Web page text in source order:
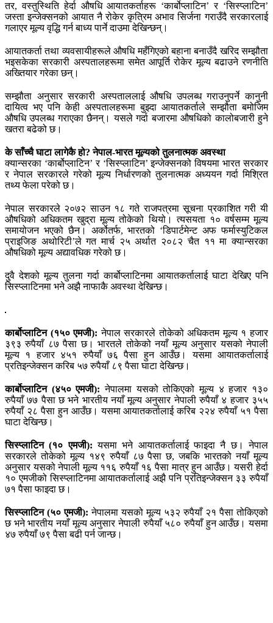
तर, वस्तुस्थिति हेर्दा औषधि आयातकर्ताहरू ‘कार्बोप्लाटिन’ र ‘सिस्प्लाटिन’
जस्ता इन्जेक्सनको आयात नै रोकेर कृत्रिम अभाव सिर्जना गराउँदै सरकारलाई
गलाएर मूल्य वृद्धि गर्न बाध्य पार्ने दाउमा देखिन्छन्।
आयातकर्ता तथा व्यवसायीहरूले औषधि महँगिएको बहाना बनाउँदै खरिद सम्झौता
भइसकेका सरकारी अस्पतालहरूमा समेत आपूर्ति रोकेर मूल्य बढाउने रणनीति
अख्तियार गरेका छन्।
सम्झौता अनुसार सरकारी अस्पताललाई औषधि उपलब्ध गराउनुपर्ने कानुनी
दायित्व भए पनि केही अस्पतालहरूमा बुझ्दा आयातकर्ताले सम्झौता बमोजिम
औषधि उपलब्ध गराएका छैनन्। यसले गर्दा बजारमा औषधिको कालोबजारी हुने
खतरा बढेको छ।
के साँच्चै घाटा लागेकै हो? नेपाल-भारत मूल्यको तुलनात्मक अवस्था
क्यान्सरका ‘कार्बोप्लाटिन’ र ‘सिस्प्लाटिन’ इन्जेक्सनको विषयमा भारत सरकार
र नेपाल सरकारले गरेको मूल्य निर्धारणको तुलनात्मक अध्ययन गर्दा मिश्रित
तथ्य फेला परेको छ।
नेपाल सरकारले २०७२ साउन १८ गते राजपत्रमा सूचना प्रकाशित गरी यी
औषधिको अधिकतम खुद्रा मूल्य तोकेको थियो। त्यसयता १० वर्षसम्म मूल्य
समायोजन भएको छैन। अर्कोतर्फ, भारतको ‘डिपार्टमेन्ट अफ फर्मास्युटिकल
प्राइजिङ अथोरिटी’ले गत मार्च २५ अर्थात २०८२ चैत ११ मा क्यान्सरका
औषधिको मूल्य अद्यावधिक गरेको छ।
दुवै देशको मूल्य तुलना गर्दा कार्बोप्लाटिनमा आयातकर्तालाई घाटा देखिए पनि
सिस्प्लाटिनमा भने अझै नाफाकै अवस्था देखिन्छ।
कार्बोप्लाटिन (१५० एमजी): नेपाल सरकारले तोकेको अधिकतम मूल्य १ हजार
३९३ रुपैयाँ ८७ पैसा छ। भारतले तोकेको नयाँ मूल्य अनुसार यसको नेपाली
मूल्य १ हजार ४५१ रुपैयाँ ७६ पैसा हुन आउँछ। यसमा आयातकर्तालाई
प्रतिइन्जेक्सन करिब ५७ रुपैयाँ ८९ पैसा घाटा देखिन्छ।
कार्बोप्लाटिन (४५० एमजी): नेपालमा यसको तोकिएको मूल्य ४ हजार १३०
रुपैयाँ ७७ पैसा छ भने भारतीय नयाँ मूल्य अनुसार नेपाली रुपैयाँ ४ हजार ३५५
रुपैयाँ २८ पैसा हुन आउँछ। यसमा आयातकर्तालाई करिब २२४ रुपैयाँ ५१ पैसा
घाटा देखिन्छ।
सिस्प्लाटिन (१० एमजी): यसमा भने आयातकर्तालाई फाइदा नै छ। नेपाल
सरकारले तोकेको मूल्य १४९ रुपैयाँ ८७ पैसा छ, जबकि भारतको नयाँ मूल्य
अनुसार यसको नेपाली मूल्य ११६ रुपैयाँ १६ पैसा मात्र हुन आउँछ। यसरी हेर्दा
१० एमजीको सिस्प्लाटिनमा आयातकर्तालाई अझै पनि प्रतिइन्जेक्सन ३३ रुपैयाँ
७१ पैसा फाइदा छ।
सिस्प्लाटिन (५० एमजी): नेपालमा यसको मूल्य ५३२ रुपैयाँ २१ पैसा तोकिएको
छ भने भारतीय नयाँ मूल्य अनुसार नेपाली रुपैयाँ ५८० रुपैयाँ हुन आउँछ। यसमा
४७ रुपैयाँ ७९ पैसा बढी पर्न जान्छ।